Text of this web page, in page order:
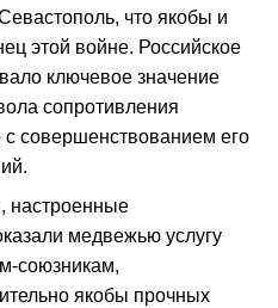
что якобы и
этой войне. Российское
ключевое значение
сопротивления
с совершенствованием его
настроенные
медвежью услугу
союзникам,
якобы прочных